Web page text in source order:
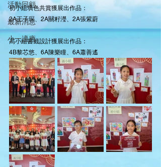
活動回顧
最新消息
小一適應
初小組填色共賞獲展出作品：
2A王子琛、2A關籽瀅、2A張紫蔚
高小組書籤設計獲展出作品：
4B黎芯悠、6A陳樂瞳、6A蕭善遙